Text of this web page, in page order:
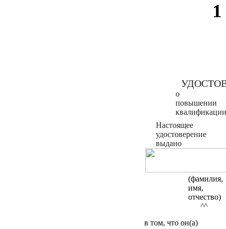
1
о
повышении
Настоящее
удостоверение
выдано
(фамилия,
имя,
отчество)
^^
в том, что он(а)